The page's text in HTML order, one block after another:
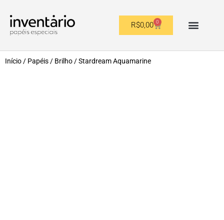
R$0,00 0
Início / Papéis / Brilho / Stardream Aquamarine